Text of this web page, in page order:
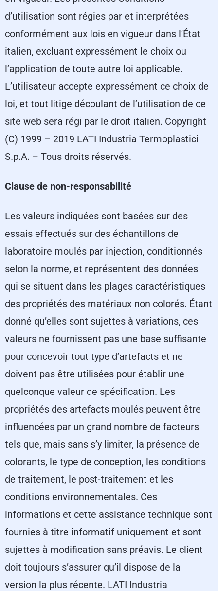
d’utilisation sont régies par et interprétées
conformément aux lois en vigueur dans l’État
italien, excluant expressément le choix ou
l’application de toute autre loi applicable.
L’utilisateur accepte expressément ce choix de
loi, et tout litige découlant de l’utilisation de ce
site web sera régi par le droit italien. Copyright
(C) 1999 – 2019 LATI Industria Termoplastici
S.p.A. – Tous droits réservés.
Clause de non-responsabilité
Les valeurs indiquées sont basées sur des
essais effectués sur des échantillons de
laboratoire moulés par injection, conditionnés
selon la norme, et représentent des données
qui se situent dans les plages caractéristiques
des propriétés des matériaux non colorés. Étant
donné qu’elles sont sujettes à variations, ces
valeurs ne fournissent pas une base suffisante
pour concevoir tout type d’artefacts et ne
doivent pas être utilisées pour établir une
quelconque valeur de spécification. Les
propriétés des artefacts moulés peuvent être
influencées par un grand nombre de facteurs
tels que, mais sans s’y limiter, la présence de
colorants, le type de conception, les conditions
de traitement, le post-traitement et les
conditions environnementales. Ces
informations et cette assistance technique sont
fournies à titre informatif uniquement et sont
sujettes à modification sans préavis. Le client
doit toujours s’assurer qu’il dispose de la
version la plus récente. LATI Industria